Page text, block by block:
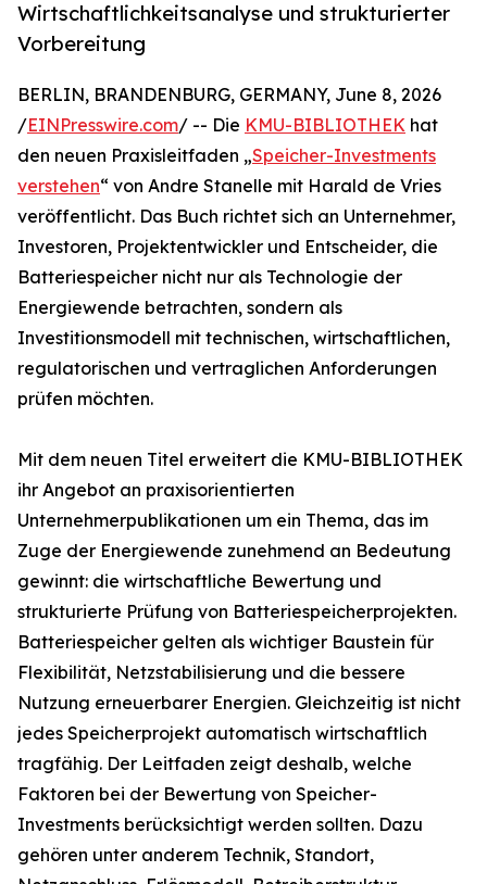
Wirtschaftlichkeitsanalyse und strukturierter
Vorbereitung
BERLIN, BRANDENBURG, GERMANY, June 8, 2026
/EINPresswire.com/ -- Die KMU-BIBLIOTHEK hat
den neuen Praxisleitfaden „Speicher-Investments
verstehen“ von Andre Stanelle mit Harald de Vries
veröffentlicht. Das Buch richtet sich an Unternehmer,
Investoren, Projektentwickler und Entscheider, die
Batteriespeicher nicht nur als Technologie der
Energiewende betrachten, sondern als
Investitionsmodell mit technischen, wirtschaftlichen,
regulatorischen und vertraglichen Anforderungen
prüfen möchten.
Mit dem neuen Titel erweitert die KMU-BIBLIOTHEK
ihr Angebot an praxisorientierten
Unternehmerpublikationen um ein Thema, das im
Zuge der Energiewende zunehmend an Bedeutung
gewinnt: die wirtschaftliche Bewertung und
strukturierte Prüfung von Batteriespeicherprojekten.
Batteriespeicher gelten als wichtiger Baustein für
Flexibilität, Netzstabilisierung und die bessere
Nutzung erneuerbarer Energien. Gleichzeitig ist nicht
jedes Speicherprojekt automatisch wirtschaftlich
tragfähig. Der Leitfaden zeigt deshalb, welche
Faktoren bei der Bewertung von Speicher-
Investments berücksichtigt werden sollten. Dazu
gehören unter anderem Technik, Standort,